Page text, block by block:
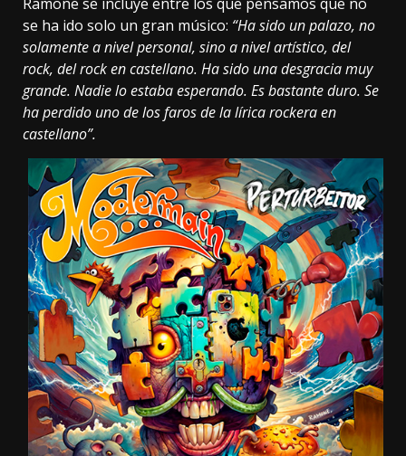
se ha ido solo un gran músico: “Ha sido un palazo, no
solamente a nivel personal, sino a nivel artístico, del
rock, del rock en castellano. Ha sido una desgracia muy
grande. Nadie lo estaba esperando. Es bastante duro. Se
ha perdido uno de los faros de la lírica rockera en
castellano”.